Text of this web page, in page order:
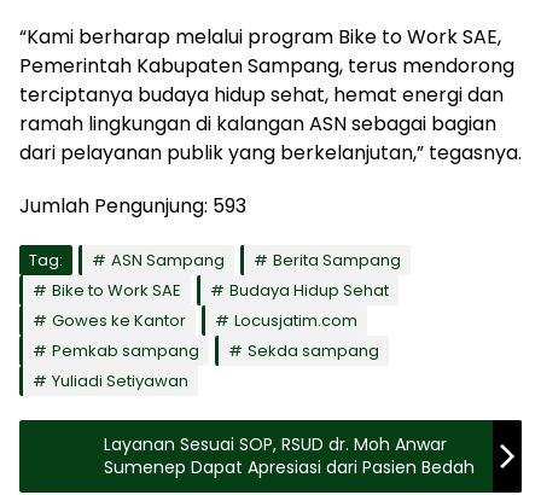
“Kami berharap melalui program Bike to Work SAE,
Pemerintah Kabupaten Sampang, terus mendorong
terciptanya budaya hidup sehat, hemat energi dan
ramah lingkungan di kalangan ASN sebagai bagian
dari pelayanan publik yang berkelanjutan,” tegasnya.
Jumlah Pengunjung: 593
Tag: ASN Sampang
Berita Sampang
Bike to Work SAE
Budaya Hidup Sehat
Gowes ke Kantor
Locusjatim.com
Pemkab sampang
Sekda sampang
Yuliadi Setiyawan
Layanan Sesuai SOP, RSUD dr. Moh Anwar
Sumenep Dapat Apresiasi dari Pasien Bedah